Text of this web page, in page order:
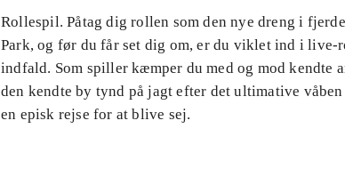
Rollespil. Påtag dig rollen som den nye dreng i
Park, og før du får set dig om, er du viklet ind i live-
indfald. Som spiller kæmper du med og mod kendte
den kendte by tynd på jagt efter det ultimative
en episk rejse for at blive sej.